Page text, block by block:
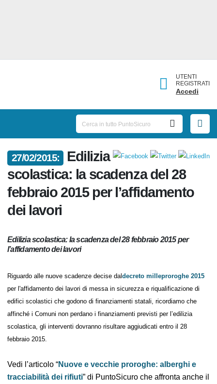
UTENTI
REGISTRATI
Accedi
27/02/2015:
Edilizia scolastica: la scadenza
del 28 febbraio 2015 per
l’affidamento dei lavori
Edilizia scolastica: la scadenza del 28 febbraio 2015 per
l’affidamento dei lavori
Riguardo alle nuove scadenze decise daldecreto milleproroghe 2015
per l'affidamento dei lavori di messa in sicurezza e riqualificazione di
edifici scolastici che godono di finanziamenti statali, ricordiamo che
affinché i Comuni non perdano i finanziamenti previsti per l’edilizia
scolastica, gli interventi dovranno risultare aggiudicati entro il 28
febbraio 2015.
Vedi l’articolo “Nuove e vecchie proroghe: alberghi e
tracciabilità dei rifiuti” di PuntoSicuro che affronta